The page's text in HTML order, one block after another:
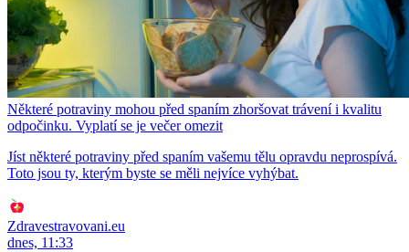
Některé potraviny mohou před spaním zhoršovat trávení i kvalitu
odpočinku. Vyplatí se je večer omezit
Jíst některé potraviny před spaním vašemu tělu opravdu neprospívá.
Toto jsou ty, kterým byste se měli nejvíce vyhýbat.
Zdravestravovani.eu
dnes, 11:33